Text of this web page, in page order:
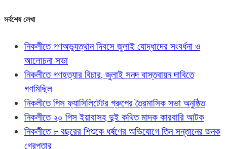
সর্বশেষ লেখা
নিকলীতে গণঅভ্যুত্থান দিবসে জুলাই যোদ্ধাদের সংবর্ধনা ও
আলোচনা সভা
নিকলীতে গণহত্যার বিচার, জুলাই সনদ বাস্তবায়ন দাবিতে
গণমিছিল
নিকলীতে পিস ফ্যাসিলিটেটর গ্রুপের ত্রৈমাসিক সভা অনুষ্ঠিত
নিকলীতে ২০ পিস ইয়াবাসহ দুই কথিত মাদক কারবারি আটক
নিকলীতে ৮ বছরের শিশুকে ধর্ষণের অভিযোগে তিন সন্তানের জনক
গ্রেপ্তার